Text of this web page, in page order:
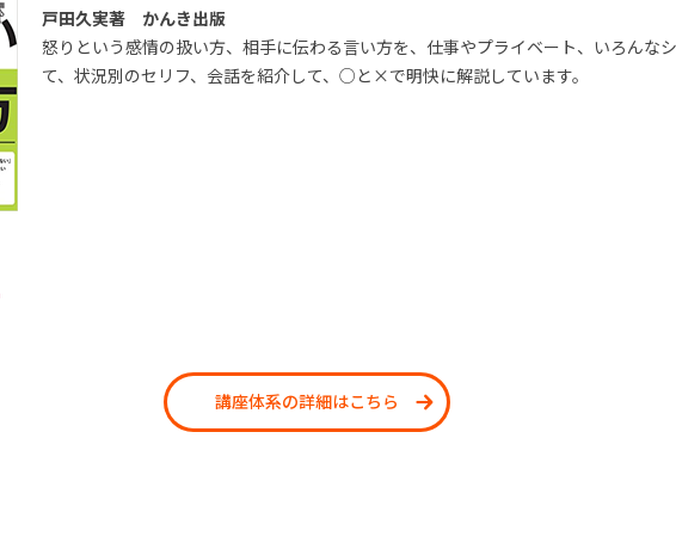
戸田久実著 かんき出版
怒りという感情の扱い方、相手に伝わる言い方を、仕事やプライベート、いろんな
て、状況別のセリフ、会話を紹介して、○と×で明快に解説しています。
講座体系の詳細はこちら